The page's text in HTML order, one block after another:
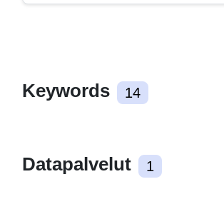
Keywords 14
Datapalvelut 1